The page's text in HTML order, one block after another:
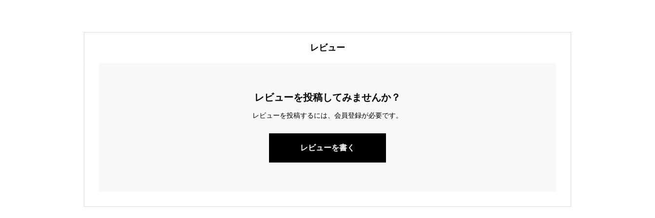
レビュー
レビューを投稿してみませんか？
レビューを投稿するには、会員登録が必要です。
レビューを書く